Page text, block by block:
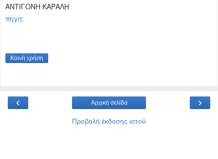
ΑΝΤΙΓΟΝΗ ΚΑΡΑΛΗ
πηγη:
Κοινή χρήση
‹ ›
Αρχική σελίδα
Προβολή έκδοσης ιστού